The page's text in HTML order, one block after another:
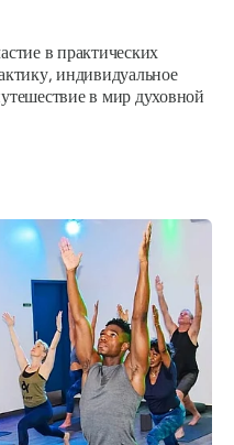
в практических
индивидуальное
в мир духовной